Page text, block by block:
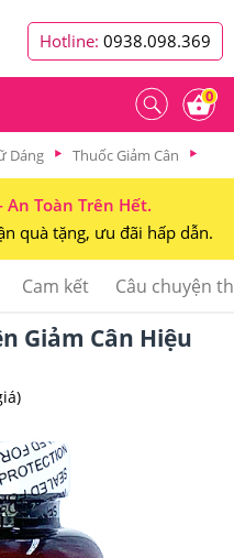
Hotline: 0938.098.369
0
Dáng Thuốc Giảm Cân
An Toàn Trên Hết.
quà tặng, ưu đãi hấp dẫn.
Cam kết Câu chuyện
Giảm Cân Hiệu